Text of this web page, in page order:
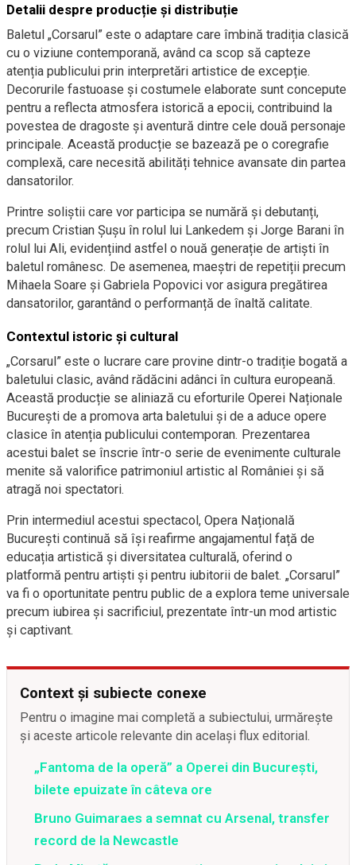
Detalii despre producție și distribuție
Baletul „Corsarul” este o adaptare care îmbină tradiția clasică
cu o viziune contemporană, având ca scop să capteze
atenția publicului prin interpretări artistice de excepție.
Decorurile fastuoase și costumele elaborate sunt concepute
pentru a reflecta atmosfera istorică a epocii, contribuind la
povestea de dragoste și aventură dintre cele două personaje
principale. Această producție se bazează pe o coregrafie
complexă, care necesită abilități tehnice avansate din partea
dansatorilor.
Printre soliștii care vor participa se numără și debutanți,
precum Cristian Șușu în rolul lui Lankedem și Jorge Barani în
rolul lui Ali, evidențiind astfel o nouă generație de artiști în
baletul românesc. De asemenea, maeștri de repetiții precum
Mihaela Soare și Gabriela Popovici vor asigura pregătirea
dansatorilor, garantând o performanță de înaltă calitate.
Contextul istoric și cultural
„Corsarul” este o lucrare care provine dintr-o tradiție bogată a
baletului clasic, având rădăcini adânci în cultura europeană.
Această producție se aliniază cu eforturile Operei Naționale
București de a promova arta baletului și de a aduce opere
clasice în atenția publicului contemporan. Prezentarea
acestui balet se înscrie într-o serie de evenimente culturale
menite să valorifice patrimoniul artistic al României și să
atragă noi spectatori.
Prin intermediul acestui spectacol, Opera Națională
București continuă să își reafirme angajamentul față de
educația artistică și diversitatea culturală, oferind o
platformă pentru artiști și pentru iubitorii de balet. „Corsarul”
va fi o oportunitate pentru public de a explora teme universale
precum iubirea și sacrificiul, prezentate într-un mod artistic
și captivant.
Context și subiecte conexe
Pentru o imagine mai completă a subiectului, urmărește
și aceste articole relevante din același flux editorial.
„Fantoma de la operă” a Operei din București,
bilete epuizate în câteva ore
Bruno Guimaraes a semnat cu Arsenal, transfer
record de la Newcastle